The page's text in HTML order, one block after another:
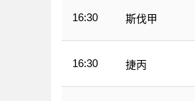
16:30 斯伐甲
16:30 捷丙